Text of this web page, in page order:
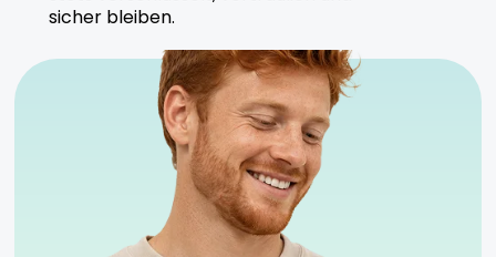
konsistente Anwendung zu gewährleisten.
Sicherheitshinweise
Kühl und trocken lagern
Geeignet für Einsteiger und moderate Nutzer
Anwendung unter ärztlicher Aufsicht empfohlen
sicher bleiben.